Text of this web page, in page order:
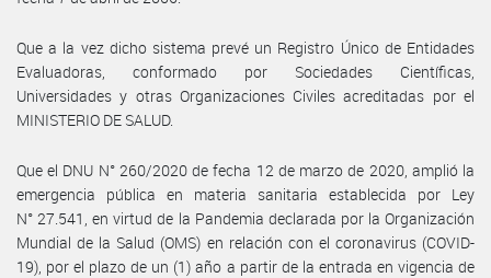
Que a la vez dicho sistema prevé un Registro Único de Entidades
Evaluadoras, conformado por Sociedades Científicas,
Universidades y otras Organizaciones Civiles acreditadas por el
MINISTERIO DE SALUD.
Que el DNU N° 260/2020 de fecha 12 de marzo de 2020, amplió la
emergencia pública en materia sanitaria establecida por Ley
N° 27.541, en virtud de la Pandemia declarada por la Organización
Mundial de la Salud (OMS) en relación con el coronavirus (COVID-
19), por el plazo de un (1) año a partir de la entrada en vigencia de